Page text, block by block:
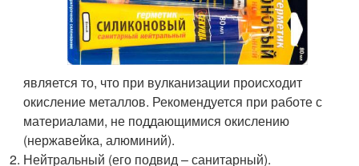
является то, что при вулканизации происходит
окисление металлов. Рекомендуется при работе с
материалами, не поддающимися окислению
(нержавейка, алюминий).
Нейтральный (его подвид – санитарный).